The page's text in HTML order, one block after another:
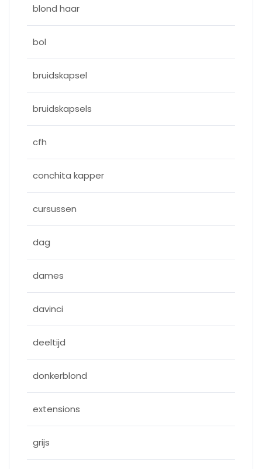
blond haar
bol
bruidskapsel
bruidskapsels
cfh
conchita kapper
cursussen
dag
dames
davinci
deeltijd
donkerblond
extensions
grijs